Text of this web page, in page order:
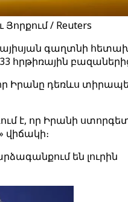
Յորքում / Reuters
մայիսյան գաղտնի
հրթիռային
որ Իրանը դեռևս
է, որ Իրանի
վիճակի։
են լուրին